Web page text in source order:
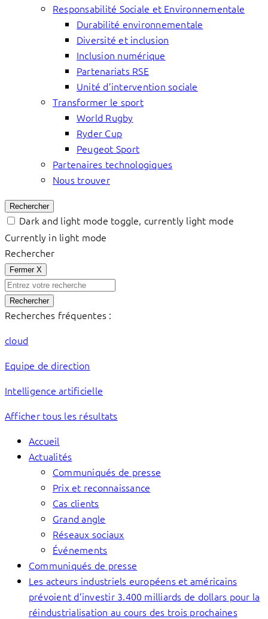
Responsabilité Sociale et Environnementale
Durabilité environnementale
Diversité et inclusion
Inclusion numérique
Partenariats RSE
Unité d’intervention sociale
Transformer le sport
World Rugby
Ryder Cup
Peugeot Sport
Partenaires technologiques
Nous trouver
Rechercher
Dark and light mode toggle, currently light mode
Currently in light mode
Rechercher
Fermer X
Rechercher
Recherches fréquentes :
cloud
Equipe de direction
Intelligence artificielle
Afficher tous les résultats
Accueil
Actualités
Communiqués de presse
Prix et reconnaissance
Cas clients
Grand angle
Réseaux sociaux
Événements
Communiqués de presse
Les acteurs industriels européens et américains
prévoient d’investir 3.400 milliards de dollars pour la
réindustrialisation au cours des trois prochaines